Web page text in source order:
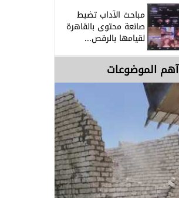
مباحث الآداب تضبط
صانعة محتوى بالقاهرة
لقيامها بالرقص...
آهم الموضوعات